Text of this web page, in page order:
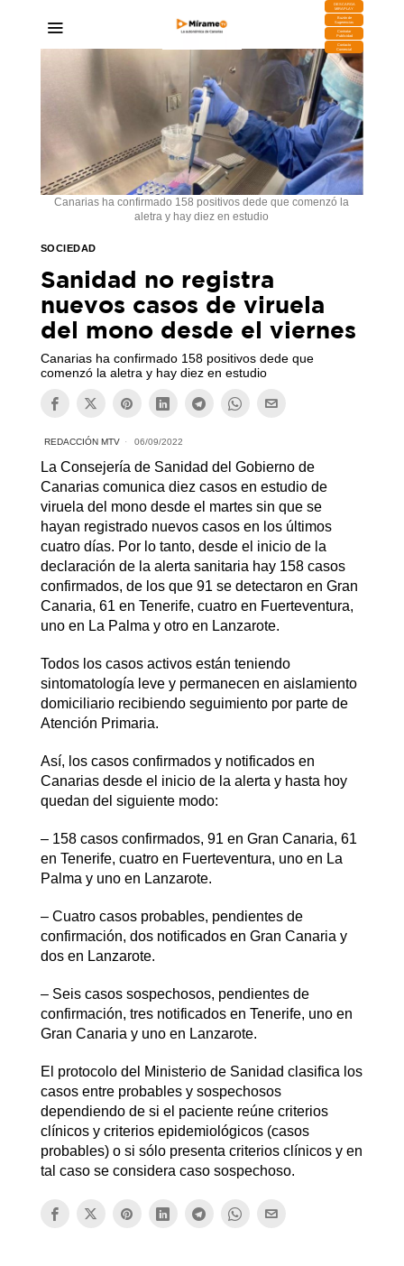
DESCARGA
MIRAPLAY
Buzón de
Sugerencias
Contratar
Publicidad
Contacto
Comercial
Canarias ha confirmado 158 positivos dede que comenzó la
aletra y hay diez en estudio
SOCIEDAD
Sanidad no registra
nuevos casos de viruela
del mono desde el viernes
Canarias ha confirmado 158 positivos dede que
comenzó la aletra y hay diez en estudio
REDACCIÓN MTV 06/09/2022
La Consejería de Sanidad del Gobierno de
Canarias comunica diez casos en estudio de
viruela del mono desde el martes sin que se
hayan registrado nuevos casos en los últimos
cuatro días. Por lo tanto, desde el inicio de la
declaración de la alerta sanitaria hay 158 casos
confirmados, de los que 91 se detectaron en Gran
Canaria, 61 en Tenerife, cuatro en Fuerteventura,
uno en La Palma y otro en Lanzarote.
Todos los casos activos están teniendo
sintomatología leve y permanecen en aislamiento
domiciliario recibiendo seguimiento por parte de
Atención Primaria.
Así, los casos confirmados y notificados en
Canarias desde el inicio de la alerta y hasta hoy
quedan del siguiente modo:
– 158 casos confirmados, 91 en Gran Canaria, 61
en Tenerife, cuatro en Fuerteventura, uno en La
Palma y uno en Lanzarote.
– Cuatro casos probables, pendientes de
confirmación, dos notificados en Gran Canaria y
dos en Lanzarote.
– Seis casos sospechosos, pendientes de
confirmación, tres notificados en Tenerife, uno en
Gran Canaria y uno en Lanzarote.
El protocolo del Ministerio de Sanidad clasifica los
casos entre probables y sospechosos
dependiendo de si el paciente reúne criterios
clínicos y criterios epidemiológicos (casos
probables) o si sólo presenta criterios clínicos y en
tal caso se considera caso sospechoso.